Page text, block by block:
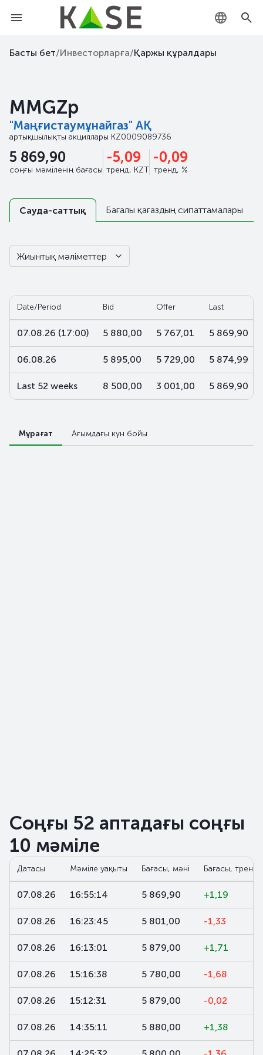
KZ
Басты бет/Инвесторларға/Қаржы құралдары
MMGZp
"Маңғистаумұнайгаз" АҚ
артықшылықты акциялары KZ0009089736
5 869,90
соңғы мәміленің бағасы
-5,09
тренд, KZT
-0,09
тренд, %
Сауда-саттық Бағалы қағаздың сипаттамалары
Жиынтық мәліметтер
Date/Period Bid Offer Last
07.08.26 (17:00) 5 880,00 5 767,01 5 869,90
06.08.26 5 895,00 5 729,00 5 874,99
Last 52 weeks 8 500,00 3 001,00 5 869,90
Мұрағат Ағымдағы күн бойы
Соңғы 52 аптадағы соңғы
10 мәміле
Датасы Мәміле уақыты Бағасы, мәні Бағасы, тренд,
07.08.26 16:55:14 5 869,90 +1,19
07.08.26 16:23:45 5 801,00 -1,33
07.08.26 16:13:01 5 879,00 +1,71
07.08.26 15:16:38 5 780,00 -1,68
07.08.26 15:12:31 5 879,00 -0,02
07.08.26 14:35:11 5 880,00 +1,38